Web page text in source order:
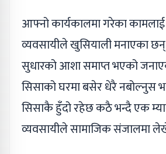
आफ्नो कार्यकालमा गरेका कामलाई
व्यवसायीले खुसियाली मनाएका छन्
सुधारको आशा समाप्त भएको
सिसाको घरमा बसेर धेरै नबोल्नुस
सिसाकै हुँदो रहेछ कठै भन्दै एक
व्यवसायीले सामाजिक संजालमा